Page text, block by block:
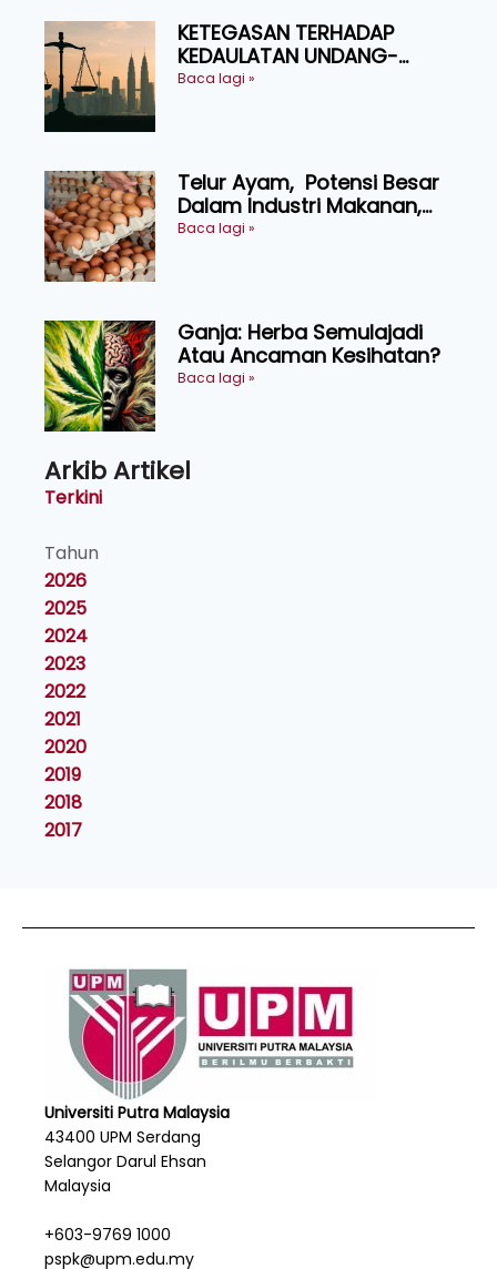
KETEGASAN TERHADAP
KEDAULATAN UNDANG-
UNDANG ASAS KEPADA
Baca lagi »
Telur Ayam, Potensi Besar
Dalam Industri Makanan,
Kosmetik dan Penyelidikan
Baca lagi »
Ganja: Herba Semulajadi
Atau Ancaman Kesihatan?
Baca lagi »
Arkib Artikel
Terkini
Tahun
2026
2025
2024
2023
2022
2021
2020
2019
2018
2017
Universiti Putra Malaysia
43400 UPM Serdang
Selangor Darul Ehsan
Malaysia
+603-9769 1000
pspk@upm.edu.my